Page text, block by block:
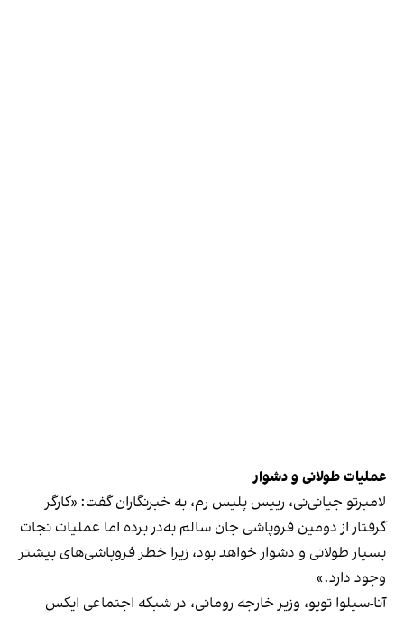
عملیات طولانی و دشوار
لامبرتو جیانی‌نی، رییس پلیس رم، به خبرنگاران گفت: «کارگر
گرفتار از دومین فروپاشی جان سالم به‌در برده اما عملیات نجات
بسیار طولانی و دشوار خواهد بود، زیرا خطر فروپاشی‌های بیشتر
وجود دارد.»
آنا-سیلوا تویو، وزیر خارجه رومانی، در شبکه اجتماعی ایکس